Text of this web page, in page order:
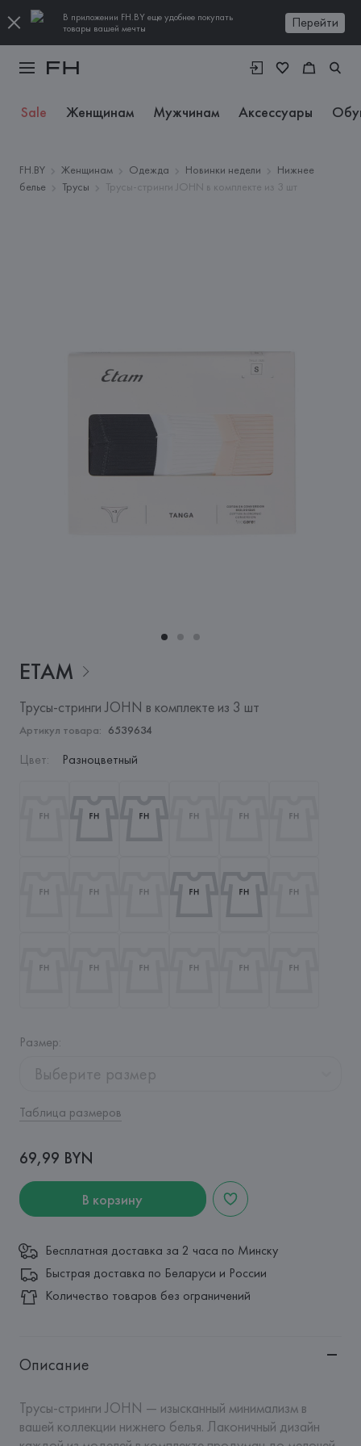
В приложении FH.BY еще удобнее покупать
товары вашей мечты
Перейти
Sale Женщинам Мужчинам Аксессуары
FH.BY Женщинам Одежда Новинки недели
Нижнее
белье
Трусы Трусы-стринги JOHN в комплекте из 3 шт
ETAM
Трусы-стринги JOHN в комплекте из 3 шт
Артикул товара: 6539634
Цвет: Разноцветный
Размер:
Выберите размер
Таблица размеров
69,99 BYN
В корзину
Бесплатная доставка за 2 часа по Минску
Быстрая доставка по Беларуси и России
Количество товаров без ограничений
Описание
Трусы-стринги JOHN — изысканный минимализм в
вашей коллекции нижнего белья. Лаконичный дизайн